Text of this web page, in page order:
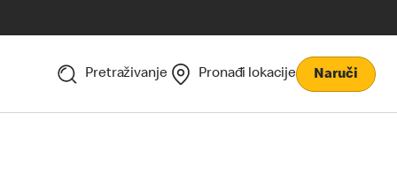
Pretraživanje Pronađi lokacije Naruči